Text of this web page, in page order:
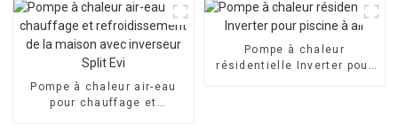
Pompe à chaleur air-eau
pour chauffage et
Pompe à chaleur
résidentielle Inverter pour